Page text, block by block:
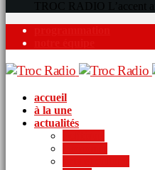
accueil
à la une
actualités